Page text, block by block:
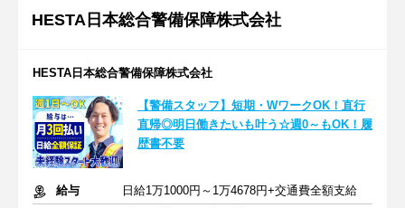
HESTA日本総合警備保障株式会社
HESTA日本総合警備保障株式会社
【警備スタッフ】短期・WワークOK！直行
直帰◎明日働きたいも叶う☆週0～もOK！履
歴書不要
給与
日給1万1000円～1万4678円+交通費全額支給